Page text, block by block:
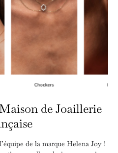
de Joaillerie
de la marque Helena Joy !